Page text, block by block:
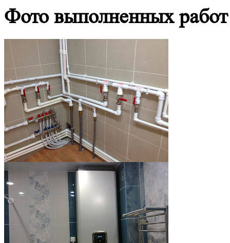
Фото выполненных работ